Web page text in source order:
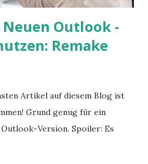
Outlook -
Remake
Artikel auf diesem Blog ist
Grund genug für ein
Version. Spoiler: Es